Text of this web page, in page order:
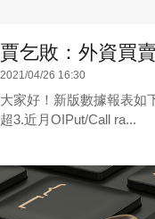
賈乞敗：外資買
2021/04/26 16:30
大家好！新版數據報表如
超3.近月OIPut/Call ra...